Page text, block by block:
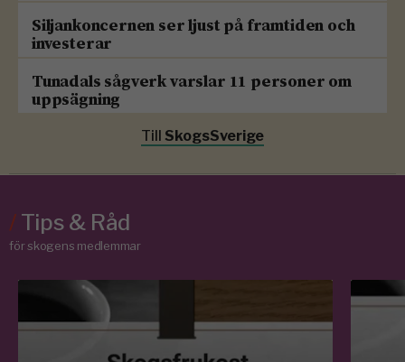
Siljankoncernen ser ljust på framtiden och
investerar
Tunadals sågverk varslar 11 personer om
uppsägning
Till SkogsSverige
/Tips & Råd
för skogens medlemmar